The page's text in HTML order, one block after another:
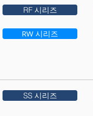
RF 시리즈
RW 시리즈
SS 시리즈